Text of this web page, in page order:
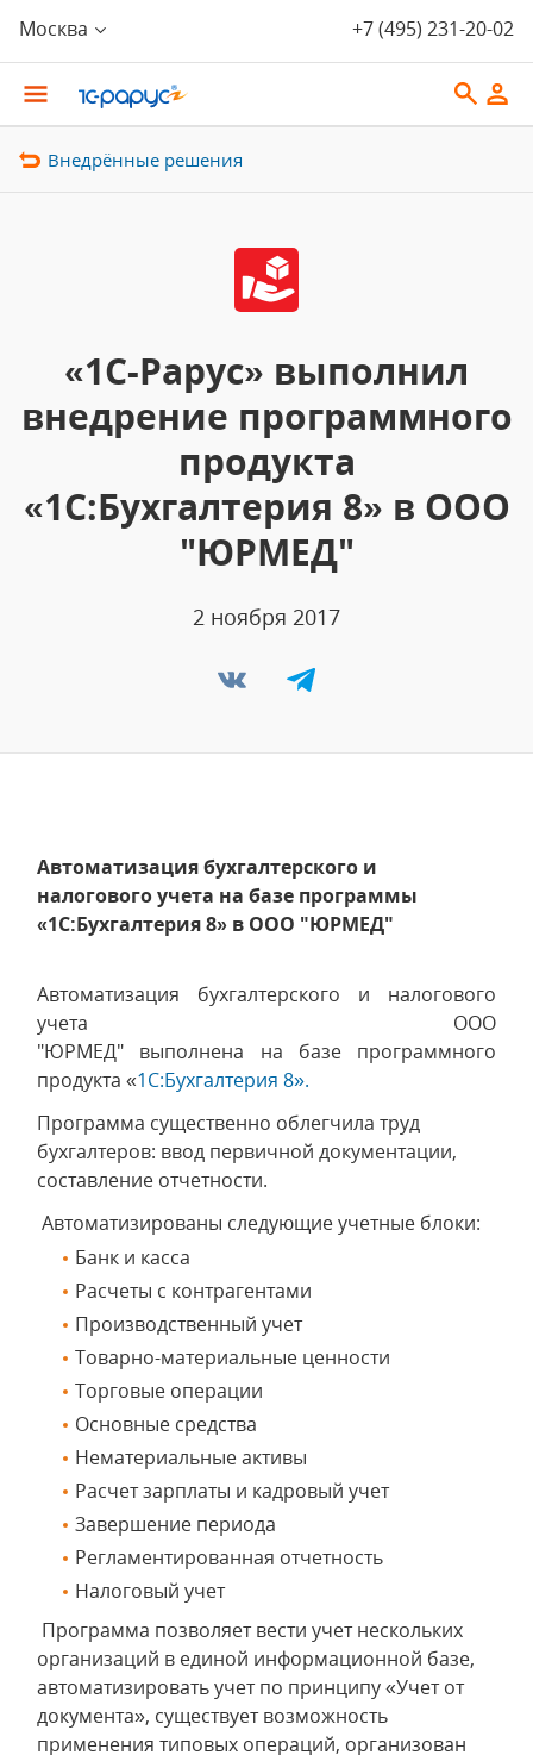
Москва +7 (495) 231-20-02
Внедрённые решения
«1С-Рарус» выполнил
внедрение программного
продукта
«1С:Бухгалтерия 8» в ООО
"ЮРМЕД"
2 ноября 2017
Автоматизация бухгалтерского и
налогового учета на базе программы
«1С:Бухгалтерия 8» в ООО "ЮРМЕД"
Автоматизация бухгалтерского и налогового
учета ООО
"ЮРМЕД" выполнена на базе программного
продукта «1С:Бухгалтерия 8».
Программа существенно облегчила труд
бухгалтеров: ввод первичной документации,
составление отчетности.
Автоматизированы следующие учетные блоки:
Банк и касса
Расчеты с контрагентами
Производственный учет
Товарно-материальные ценности
Торговые операции
Основные средства
Нематериальные активы
Расчет зарплаты и кадровый учет
Завершение периода
Регламентированная отчетность
Налоговый учет
Программа позволяет вести учет нескольких
организаций в единой информационной базе,
автоматизировать учет по принципу «Учет от
документа», существует возможность
применения типовых операций, организован